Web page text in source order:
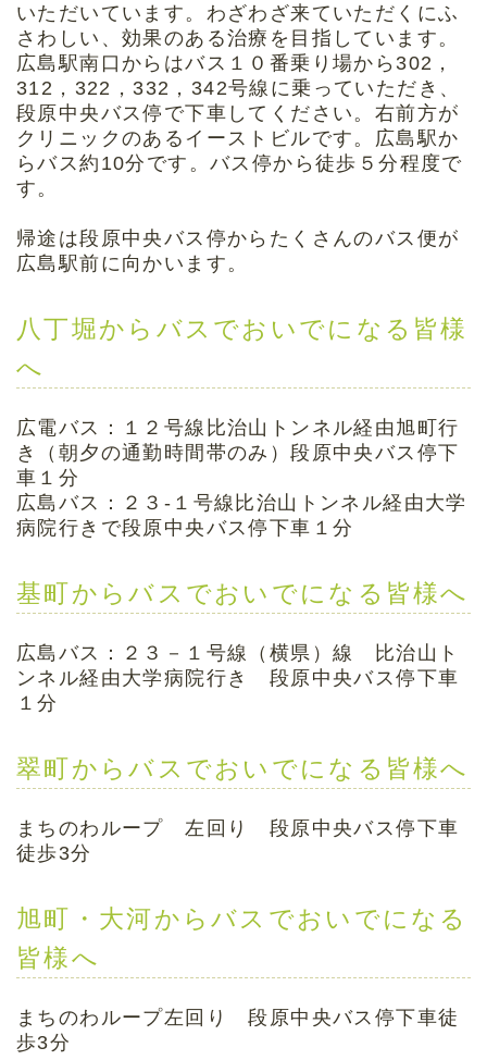
いただいています。わざわざ来ていただくにふ
さわしい、効果のある治療を目指しています。
広島駅南口からはバス１０番乗り場から302，
312，322，332，342号線に乗っていただき、
段原中央バス停で下車してください。右前方が
クリニックのあるイーストビルです。広島駅か
らバス約10分です。バス停から徒歩５分程度で
す。
帰途は段原中央バス停からたくさんのバス便が
広島駅前に向かいます。
八丁堀からバスでおいでになる皆様
へ
広電バス：１２号線比治山トンネル経由旭町行
き（朝夕の通勤時間帯のみ）段原中央バス停下
車１分
広島バス：２３-１号線比治山トンネル経由大学
病院行きで段原中央バス停下車１分
基町からバスでおいでになる皆様へ
広島バス：２３－１号線（横県）線 比治山ト
ンネル経由大学病院行き 段原中央バス停下車
１分
翠町からバスでおいでになる皆様へ
まちのわループ 左回り 段原中央バス停下車
徒歩3分
旭町・大河からバスでおいでになる
皆様へ
まちのわループ左回り 段原中央バス停下車徒
歩3分